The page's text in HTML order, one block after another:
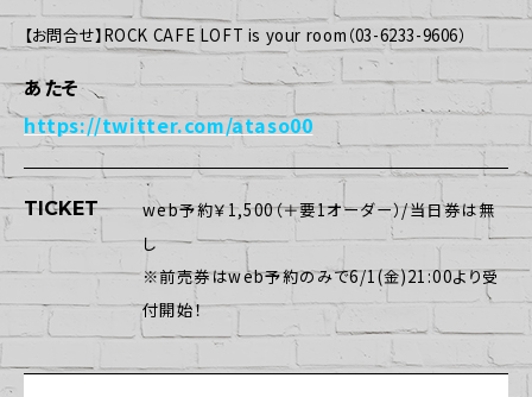
【お問合せ】ROCK CAFE LOFT is your room（03-6233-9606）
あたそ
https://twitter.com/ataso00
TICKET
web予約￥1,500（＋要1オーダー）/当日券は無
し
※前売券はweb予約のみで6/1(金)21:00より受
付開始！